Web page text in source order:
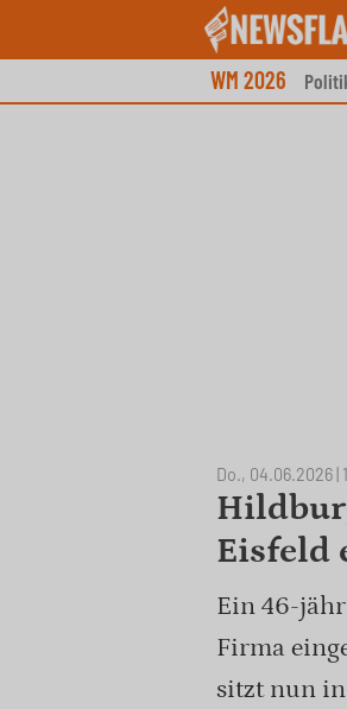
WM 2026
Do., 04.06.2026 |
Eisfeld
Ein 46-
Firma
sitzt nun